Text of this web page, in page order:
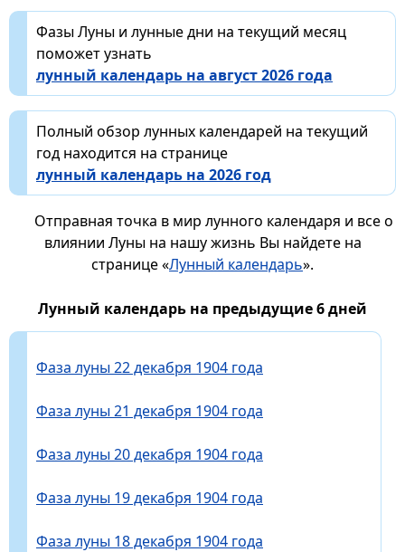
Фазы Луны и лунные дни на текущий месяц
поможет узнать
лунный календарь на август 2026 года
Полный обзор лунных календарей на текущий
год находится на странице
лунный календарь на 2026 год
Отправная точка в мир лунного календаря и все о
влиянии Луны на нашу жизнь Вы найдете на
странице «Лунный календарь».
Лунный календарь на предыдущие 6 дней
Фаза луны 22 декабря 1904 года
Фаза луны 21 декабря 1904 года
Фаза луны 20 декабря 1904 года
Фаза луны 19 декабря 1904 года
Фаза луны 18 декабря 1904 года